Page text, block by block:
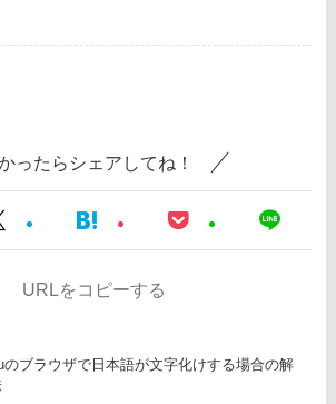
ったらシェアしてね！
URLをコピーする
のブラウザで日本語が文字化けする場合の解